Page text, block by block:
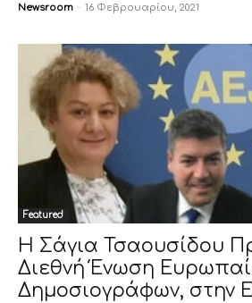
Newsroom - 16 Φεβρουαρίου, 2021
Featured
Η Σάγια Τσαουσίδου
Διεθνή Ένωση
Δημοσιογράφων, στην